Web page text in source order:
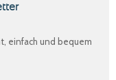
einfach und bequem